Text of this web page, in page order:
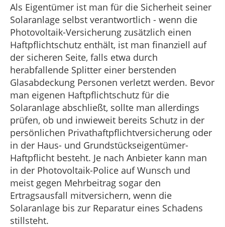
Als Eigentümer ist man für die Sicherheit seiner
Solaranlage selbst verantwortlich - wenn die
Photovoltaik-Versicherung zusätzlich einen
Haftpflichtschutz enthält, ist man finanziell auf
der sicheren Seite, falls etwa durch
herabfallende Splitter einer berstenden
Glasabdeckung Personen verletzt werden. Bevor
man eigenen Haftpflichtschutz für die
Solaranlage abschließt, sollte man allerdings
prüfen, ob und inwieweit bereits Schutz in der
persönlichen Privathaftpflichtversicherung oder
in der Haus- und Grundstückseigentümer-
Haftpflicht besteht. Je nach Anbieter kann man
in der Photovoltaik-Police auf Wunsch und
meist gegen Mehrbeitrag sogar den
Ertragsausfall mitversichern, wenn die
Solaranlage bis zur Reparatur eines Schadens
stillsteht.